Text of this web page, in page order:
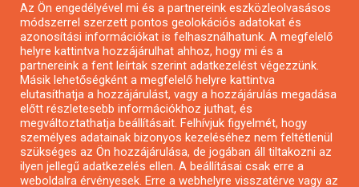
Pályázatok magánszemélyeknek
Pályázatok civil szervezeteknek
Pályázatok vállalkozásoknak
Önkormányzati pályázatok
Mezőgazdasági pályázatok
Falusi turizmus pályázatok
Napelem pályázatok
Az Ön engedélyével mi és a partnereink eszközleolvasásos
módszerrel szerzett pontos geolokációs adatokat és
azonosítási információkat is felhasználhatunk. A megfelelő
helyre kattintva hozzájárulhat ahhoz, hogy mi és a
partnereink a fent leírtak szerint adatkezelést végezzünk.
Másik lehetőségként a megfelelő helyre kattintva
elutasíthatja a hozzájárulást, vagy a hozzájárulás megadása
előtt részletesebb információkhoz juthat, és
megváltoztathatja beállításait. Felhívjuk figyelmét, hogy
személyes adatainak bizonyos kezeléséhez nem feltétlenül
szükséges az Ön hozzájárulása, de jogában áll tiltakozni az
ilyen jellegű adatkezelés ellen. A beállításai csak erre a
weboldalra érvényesek. Erre a webhelyre visszatérve vagy az